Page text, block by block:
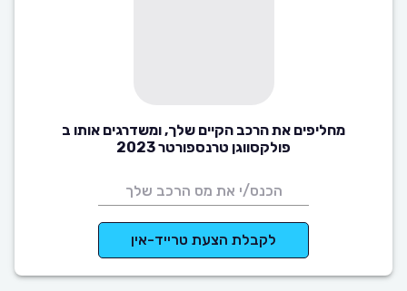
מחליפים את הרכב הקיים שלך, ומשדרגים אותו ב
פולקסווגן טרנספורטר 2023
לקבלת הצעת טרייד-אין